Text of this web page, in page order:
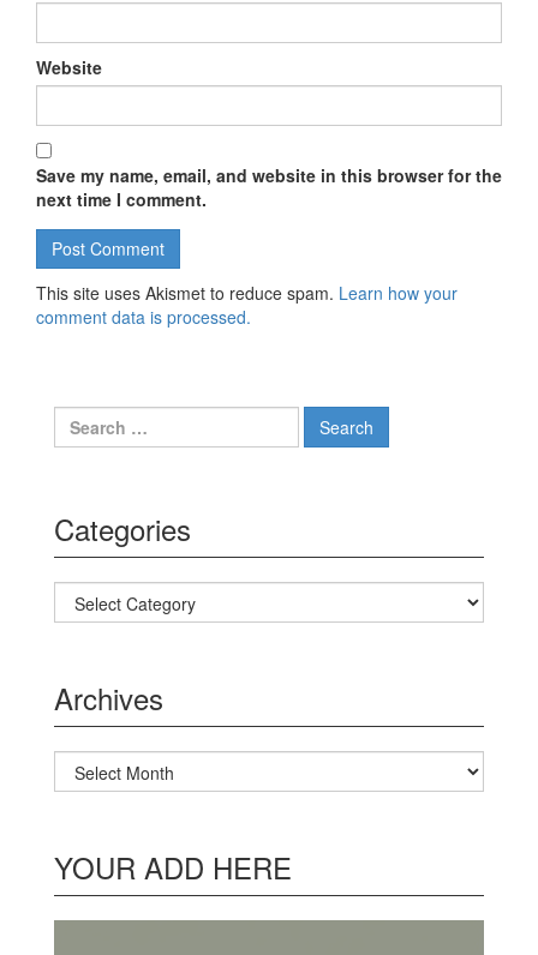
Website
Save my name, email, and website in this browser for the
next time I comment.
This site uses Akismet to reduce spam. Learn how your
comment data is processed.
Search for:
Categories
Categories
Archives
Archives
YOUR ADD HERE